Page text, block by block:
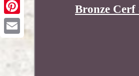
Pinterest
Bronze Cerf